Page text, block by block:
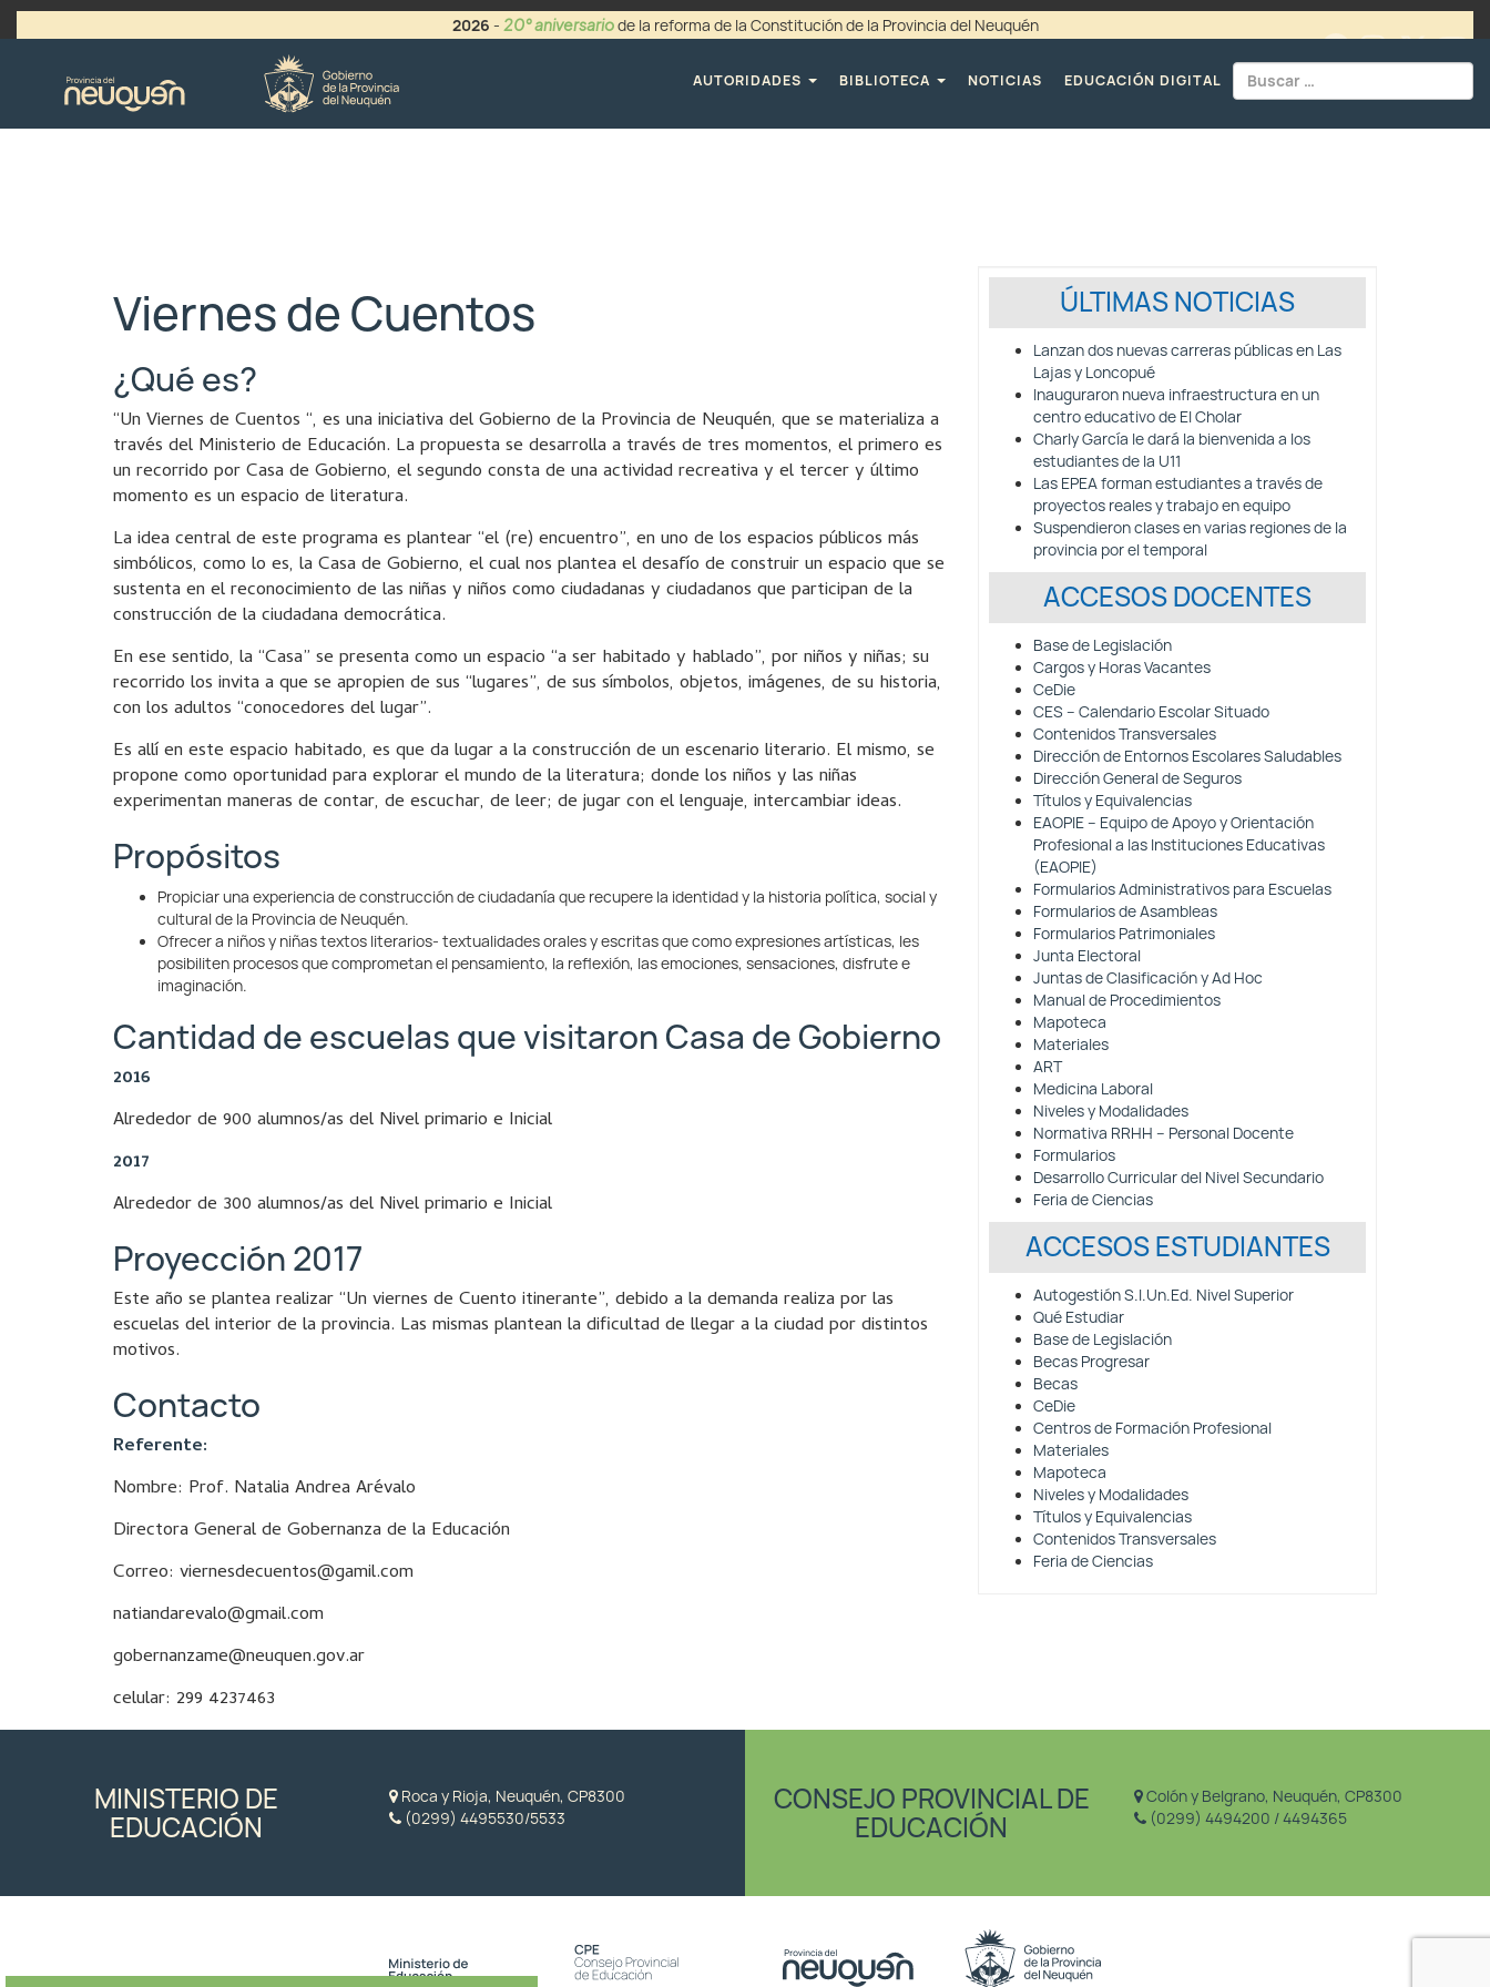
2026 - 20° aniversariode la reforma de la Constitución de la Provincia del Neuquén
AUTORIDADES
BIBLIOTECA NOTICIAS EDUCACIÓN DIGITAL
Viernes de Cuentos
¿Qué es?
“Un Viernes de Cuentos “, es una iniciativa del Gobierno de la Provincia de Neuquén, que se materializa a
través del Ministerio de Educación. La propuesta se desarrolla a través de tres momentos, el primero es
un recorrido por Casa de Gobierno, el segundo consta de una actividad recreativa y el tercer y último
momento es un espacio de literatura.
La idea central de este programa es plantear “el (re) encuentro”, en uno de los espacios públicos más
simbólicos, como lo es, la Casa de Gobierno, el cual nos plantea el desafío de construir un espacio que se
sustenta en el reconocimiento de las niñas y niños como ciudadanas y ciudadanos que participan de la
construcción de la ciudadana democrática.
En ese sentido, la “Casa” se presenta como un espacio “a ser habitado y hablado”, por niños y niñas; su
recorrido los invita a que se apropien de sus “lugares”, de sus símbolos, objetos, imágenes, de su historia,
con los adultos “conocedores del lugar”.
Es allí en este espacio habitado, es que da lugar a la construcción de un escenario literario. El mismo, se
propone como oportunidad para explorar el mundo de la literatura; donde los niños y las niñas
experimentan maneras de contar, de escuchar, de leer; de jugar con el lenguaje, intercambiar ideas.
Propósitos
Propiciar una experiencia de construcción de ciudadanía que recupere la identidad y la historia política, social y
cultural de la Provincia de Neuquén.
Ofrecer a niños y niñas textos literarios- textualidades orales y escritas que como expresiones artísticas, les
posibiliten procesos que comprometan el pensamiento, la reflexión, las emociones, sensaciones, disfrute e
imaginación.
Cantidad de escuelas que visitaron Casa de Gobierno
2016
Alrededor de 900 alumnos/as del Nivel primario e Inicial
2017
Alrededor de 300 alumnos/as del Nivel primario e Inicial
Proyección 2017
Este año se plantea realizar “Un viernes de Cuento itinerante”, debido a la demanda realiza por las
escuelas del interior de la provincia. Las mismas plantean la dificultad de llegar a la ciudad por distintos
motivos.
Contacto
Referente:
Nombre: Prof. Natalia Andrea Arévalo
Directora General de Gobernanza de la Educación
Correo: viernesdecuentos@gamil.com
natiandarevalo@gmail.com
gobernanzame@neuquen.gov.ar
celular: 299 4237463
ÚLTIMAS NOTICIAS
Lanzan dos nuevas carreras públicas en Las
Lajas y Loncopué
Inauguraron nueva infraestructura en un
centro educativo de El Cholar
Charly García le dará la bienvenida a los
estudiantes de la U11
Las EPEA forman estudiantes a través de
proyectos reales y trabajo en equipo
Suspendieron clases en varias regiones de la
provincia por el temporal
ACCESOS DOCENTES
Base de Legislación
Cargos y Horas Vacantes
CeDie
CES – Calendario Escolar Situado
Contenidos Transversales
Dirección de Entornos Escolares Saludables
Dirección General de Seguros
Títulos y Equivalencias
EAOPIE – Equipo de Apoyo y Orientación
Profesional a las Instituciones Educativas
(EAOPIE)
Formularios Administrativos para Escuelas
Formularios de Asambleas
Formularios Patrimoniales
Junta Electoral
Juntas de Clasificación y Ad Hoc
Manual de Procedimientos
Mapoteca
Materiales
ART
Medicina Laboral
Niveles y Modalidades
Normativa RRHH – Personal Docente
Formularios
Desarrollo Curricular del Nivel Secundario
Feria de Ciencias
ACCESOS ESTUDIANTES
Autogestión S.I.Un.Ed. Nivel Superior
Qué Estudiar
Base de Legislación
Becas Progresar
Becas
CeDie
Centros de Formación Profesional
Materiales
Mapoteca
Niveles y Modalidades
Títulos y Equivalencias
Contenidos Transversales
Feria de Ciencias
MINISTERIO DE
EDUCACIÓN
Roca y Rioja, Neuquén, CP8300
(0299) 4495530/5533
CONSEJO PROVINCIAL DE
EDUCACIÓN
Colón y Belgrano, Neuquén, CP8300
(0299) 4494200 / 4494365